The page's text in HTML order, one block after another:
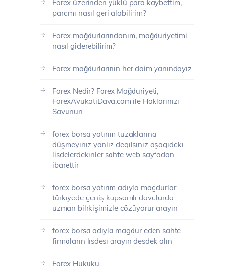
Forex üzerinden yüklü para kaybettim,
paramı nasıl geri alabilirim?
Forex mağdurlarındanım, mağduriyetimi
nasıl giderebilirim?
Forex mağdurlarının her daim yanındayız
Forex Nedir? Forex Mağduriyeti,
ForexAvukatiDava.com ile Haklarınızı
Savunun
forex borsa yatırım tuzaklarına
düşmeyınız yanlız degılsınız aşagıdakı
lisdelerdekınler sahte web sayfadan
ibarettir
forex borsa yatırım adıyla magdurları
türkıyede geniş kapsamlı davalarda
uzman bilrkişimizle çözüyorur arayın
forex borsa adıyla magdur eden sahte
firmaların lısdesı arayın desdek alın
Forex Hukuku